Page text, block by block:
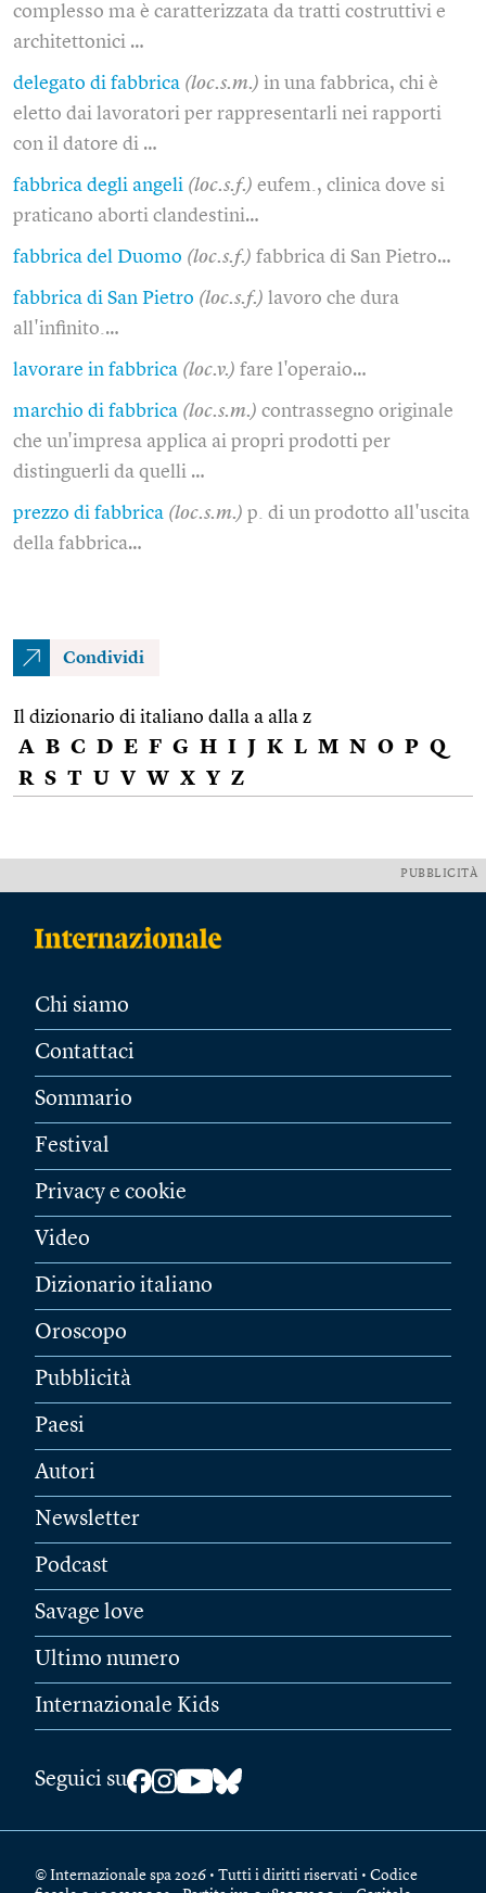
complesso ma è caratterizzata da tratti costruttivi e
architettonici …
delegato di fabbrica (loc.s.m.) in una fabbrica, chi è
eletto dai lavoratori per rappresentarli nei rapporti
con il datore di …
fabbrica degli angeli (loc.s.f.) eufem., clinica dove si
praticano aborti clandestini…
fabbrica del Duomo (loc.s.f.) fabbrica di San Pietro…
fabbrica di San Pietro (loc.s.f.) lavoro che dura
all'infinito.…
lavorare in fabbrica (loc.v.) fare l'operaio…
marchio di fabbrica (loc.s.m.) contrassegno originale
che un'impresa applica ai propri prodotti per
distinguerli da quelli …
prezzo di fabbrica (loc.s.m.) p. di un prodotto all'uscita
della fabbrica…
Condividi
Il dizionario di italiano dalla a alla z
A B C D E F G H I J K L M N O P Q
R S T U V W X Y Z
PUBBLICITÀ
Chi siamo
Contattaci
Sommario
Festival
Privacy e cookie
Video
Dizionario italiano
Oroscopo
Pubblicità
Paesi
Autori
Newsletter
Podcast
Savage love
Ultimo numero
Internazionale Kids
Seguici su
© Internazionale spa 2026 • Tutti i diritti riservati • Codice